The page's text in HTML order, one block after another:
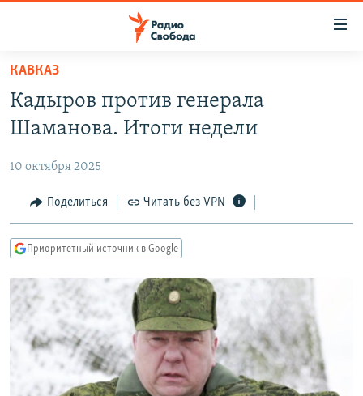
упрощенного
доступа
Вернуться
основному
Вернутся
главной
навигации
Вернутся
поиску
ПОДКАСТЫ
ЦИТАТЫ СВОБОДЫ
МНЕНИЯ
IDEL.РЕАЛИИ
КАВКАЗ.РЕАЛИИ
СЕВЕР.РЕАЛИИ
СИБИРЬ.РЕАЛИИ
РАСПИСАНИЕ ВЕЩАНИЯ
КАВКАЗ
Кадыров против генерала
Шаманова. Итоги недели
10 октября 2025
Поделиться Читать без VPN
Приоритетный источник в Google